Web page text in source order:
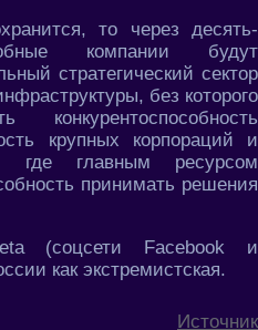
то через десять-
компании будут
стратегический сектор
без которого
конкурентоспособность
крупных корпораций и
где главным ресурсом
принимать решения
(соцсети Facebook и
как экстремистская.
Источник